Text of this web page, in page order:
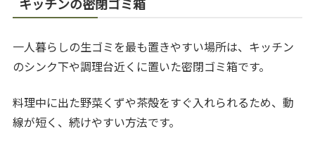
キッチンの密閉ゴミ箱
一人暮らしの生ゴミを最も置きやすい場所は、キッチン
のシンク下や調理台近くに置いた密閉ゴミ箱です。
料理中に出た野菜くずや茶殻をすぐ入れられるため、動
線が短く、続けやすい方法です。